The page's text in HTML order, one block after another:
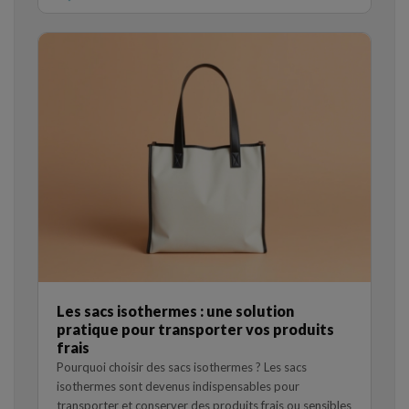
Les sacs isothermes : une solution
pratique pour transporter vos produits
frais
Pourquoi choisir des sacs isothermes ? Les sacs
isothermes sont devenus indispensables pour
transporter et conserver des produits frais ou sensibles